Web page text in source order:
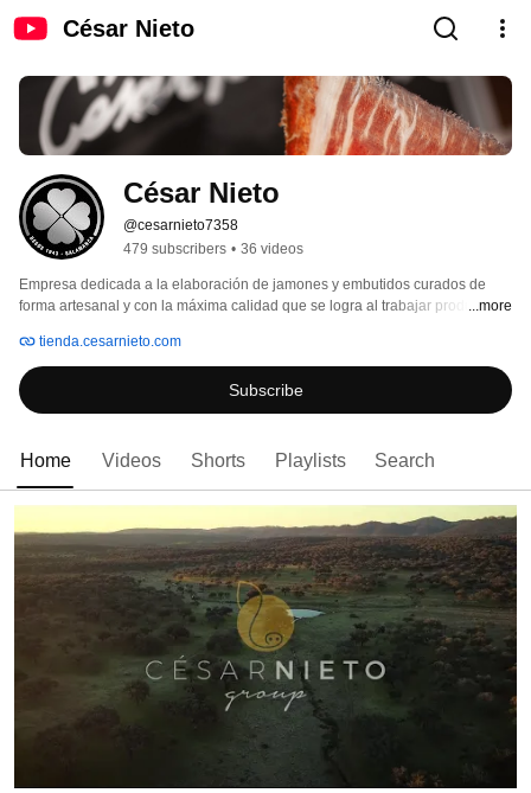
César Nieto
César Nieto
@cesarnieto7358
479 subscribers • 36 videos
Empresa dedicada a la elaboración de jamones y embutidos curados de
forma artesanal y con la máxima calidad que se logra al trabajar productos
...more
tienda.cesarnieto.com
Subscribe
Home Videos Shorts Playlists Search